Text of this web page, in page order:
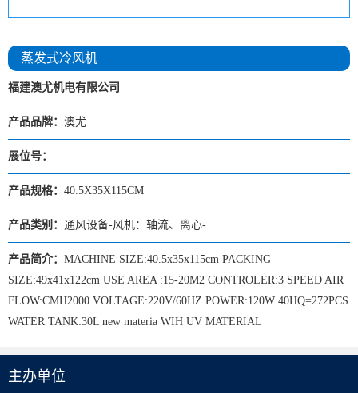
蒸发式冷风机
福建澳尤机电有限公司
产品品牌： 澳尤
展位号：
产品规格： 40.5X35X115CM
产品类别： 通风设备-风机：轴流、离心-
产品简介： MACHINE SIZE:40.5x35x115cm PACKING
SIZE:49x41x122cm USE AREA :15-20M2 CONTROLER:3 SPEED AIR
FLOW:CMH2000 VOLTAGE:220V/60HZ POWER:120W 40HQ=272PCS
WATER TANK:30L new materia WIH UV MATERIAL
主办单位